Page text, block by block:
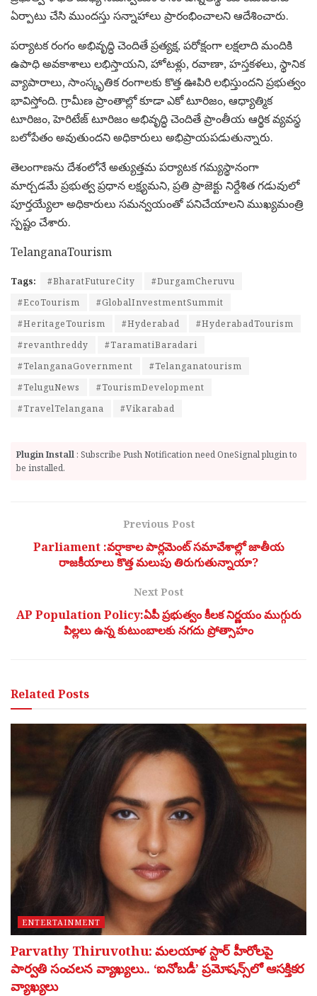
ఏర్పాటు చేసి ముందస్తు సన్నాహాలు ప్రారంభించాలని ఆదేశించారు.
పర్యాటక రంగం అభివృద్ధి చెందితే ప్రత్యక్ష, పరోక్షంగా లక్షలాది మందికి
ఉపాధి అవకాశాలు లభిస్తాయని, హోటళ్లు, రవాణా, హస్తకళలు, స్థానిక
వ్యాపారాలు, సాంస్కృతిక రంగాలకు కొత్త ఊపిరి లభిస్తుందని ప్రభుత్వం
భావిస్తోంది. గ్రామీణ ప్రాంతాల్లో కూడా ఎకో టూరిజం, ఆధ్యాత్మిక
టూరిజం, హెరిటేజ్ టూరిజం అభివృద్ధి చెందితే ప్రాంతీయ ఆర్థిక వ్యవస్థ
బలోపేతం అవుతుందని అధికారులు అభిప్రాయపడుతున్నారు.
తెలంగాణను దేశంలోనే అత్యుత్తమ పర్యాటక గమ్యస్థానంగా
మార్చడమే ప్రభుత్వ ప్రధాన లక్ష్యమని, ప్రతి ప్రాజెక్టు నిర్దేశిత గడువులో
పూర్తయ్యేలా అధికారులు సమన్వయంతో పనిచేయాలని ముఖ్యమంత్రి
స్పష్టం చేశారు.
TelanganaTourism
Tags: #BharatFutureCity
#DurgamCheruvu
#EcoTourism
#GlobalInvestmentSummit
#HeritageTourism
#Hyderabad
#HyderabadTourism
#revanthreddy
#TaramatiBaradari
#TelanganaGovernment
#Telanganatourism
#TeluguNews
#TourismDevelopment
#TravelTelangana
#Vikarabad
Plugin Install : Subscribe Push Notification need OneSignal plugin to
be installed.
Previous Post
Parliament :వర్షాకాల పార్లమెంట్ సమావేశాల్లో జాతీయ
రాజకీయాలు కొత్త మలుపు తిరుగుతున్నాయా?
Next Post
AP Population Policy:ఏపీ ప్రభుత్వం కీలక నిర్ణయం ముగ్గురు
పిల్లలు ఉన్న కుటుంబాలకు నగదు ప్రోత్సాహం
RelatedPosts
ENTERTAINMENT
Parvathy Thiruvothu: మలయాళ స్టార్ హీరోలపై
పార్వతి సంచలన వ్యాఖ్యలు.. ‘ఐనోబడీ’ ప్రమోషన్స్‌లో ఆసక్తికర
వ్యాఖ్యలు